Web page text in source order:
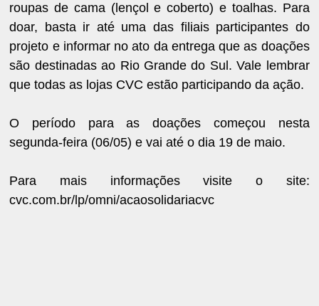
roupas de cama (lençol e coberto) e toalhas. Para
doar, basta ir até uma das filiais participantes do
projeto e informar no ato da entrega que as doações
são destinadas ao Rio Grande do Sul. Vale lembrar
que todas as lojas CVC estão participando da ação.
O período para as doações começou nesta
segunda-feira (06/05) e vai até o dia 19 de maio.
Para mais informações visite o site:
cvc.com.br/lp/omni/acaosolidariacvc